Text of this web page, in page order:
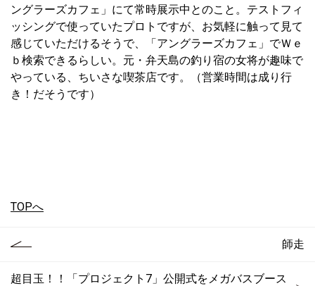
ングラーズカフェ」にて常時展示中とのこと。テストフィ
ッシングで使っていたプロトですが、お気軽に触って見て
感じていただけるそうで、「アングラーズカフェ」でＷｅ
ｂ検索できるらしい。元・弁天島の釣り宿の女将が趣味で
やっている、ちいさな喫茶店です。（営業時間は成り行
き！だそうです）
TOPへ
師走
超目玉！！「プロジェクト7」公開式をメガバスブース